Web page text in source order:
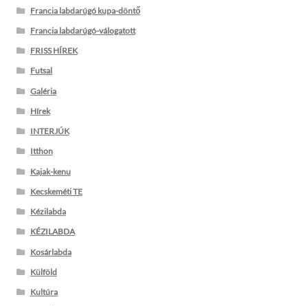
Francia labdarúgó kupa-döntő
Francia labdarúgó-válogatott
FRISS HÍREK
Futsal
Galéria
Hírek
INTERJÚK
Itthon
Kajak-kenu
Kecskeméti TE
Kézilabda
KÉZILABDA
Kosárlabda
Külföld
Kultúra